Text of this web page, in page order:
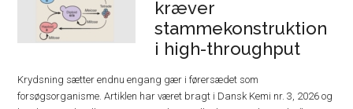
kræver
stammekonstruktion
i high-throughput
Krydsning sætter endnu engang gær i førersædet som
forsøgsorganisme. Artiklen har været bragt i Dansk Kemi nr. 3, 2026 og